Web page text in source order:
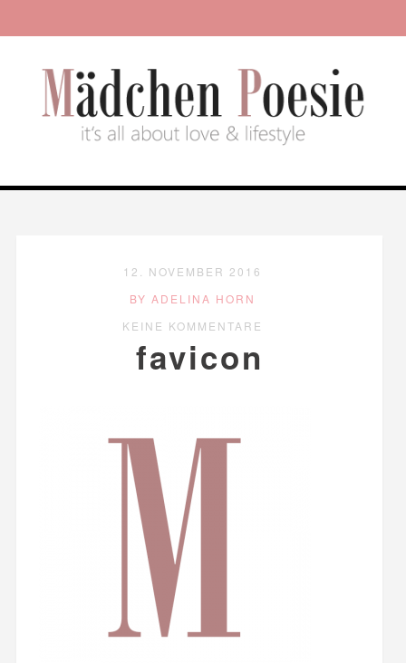
12. NOVEMBER 2016
BY ADELINA HORN
KEINE KOMMENTARE
favicon